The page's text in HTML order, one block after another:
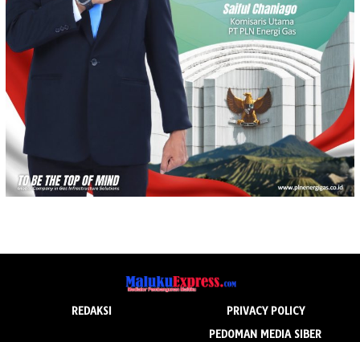
REDAKSI
PRIVACY POLICY
PEDOMAN MEDIA SIBER